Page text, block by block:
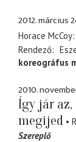
2012. március
Horace McCoy
Rendező
koreográfus
2010.
Így jár
megijed
Szereplő